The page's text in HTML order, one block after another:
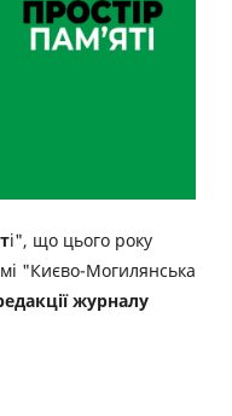
і", що цього року
"Києво-Могилянська
журналу